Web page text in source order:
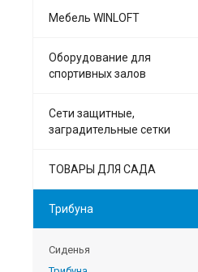
Мебель WINLOFT
Оборудование для
спортивных залов
Сети защитные,
заградительные сетки
ТОВАРЫ ДЛЯ САДА
Трибуна
Сиденья